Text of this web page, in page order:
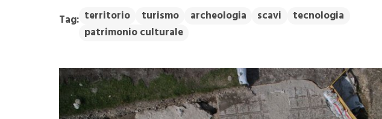
Tag: territorio turismo archeologia scavi
tecnologia
patrimonio culturale